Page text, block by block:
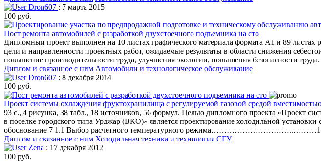
Dron607 : 7 марта 2015
100 руб.
Пост ремонта автомобилей с разработкой двухстоечного подъемника на сто
Дипломный проект выполнен на 10 листах графического материала формата А1 и 89
цели и направленности проектных работ, ожидаемые результаты в области снижения
повышение производительности труда, улучшения экологии, повышения безопасности
Диплом и связанное с ним Автомобили и технологическое обслуживание
Dron607 : 8 декабря 2014
100 руб.
Проект системы охлаждения фруктохранилища с регулируемой газовой средой
93 с., 4 рисунка, 38 табл., 18 источников, 56 формул. Целью дипломного проекта «Проект
в поселке городского типа Урджар (ВКО)» является проектирование холодильной
обоснование 7 1.1 Выбор расчетного температурного режима…………………………..………10 2
Диплом и связанное с ним Холодильная техника и технология СГУ
Zena : 17 декабря 2012
100 руб.